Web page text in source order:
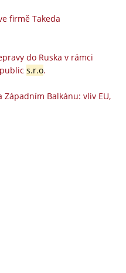
firmě Takeda
do Ruska v rámci
s.r.o.
Balkánu: vliv EU,